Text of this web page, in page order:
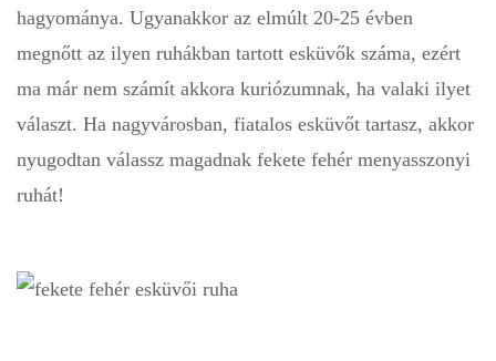
hagyománya. Ugyanakkor az elmúlt 20-25 évben
megnőtt az ilyen ruhákban tartott esküvők száma, ezért
ma már nem számít akkora kuriózumnak, ha valaki ilyet
választ. Ha nagyvárosban, fiatalos esküvőt tartasz, akkor
nyugodtan válassz magadnak fekete fehér menyasszonyi
ruhát!